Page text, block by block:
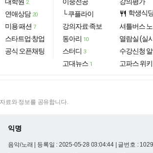
2
연애상담 20
미용·패션 7
스타트업·창업
공식 오픈채팅
└ 쿠플라이
강의자료·족보
동아리 10
스터디 3
고대뉴스 1
restaurant 학생식
셔틀버스
열람실 (실
수강신청
고파스 위키
료와 정보를 공유합니다.
익명
음악/노래 | 등록일 : 2025-05-28 03:04:44 | 글번호 :